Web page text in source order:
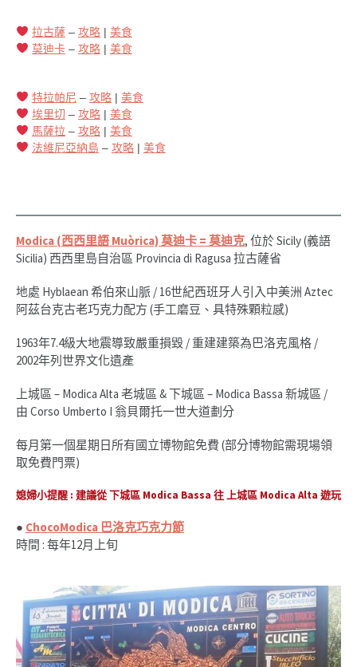
拉古薩– 攻略| 美食
莫迪卡– 攻略| 美食
特拉帕尼 – 攻略| 美食
埃里切 – 攻略| 美食
馬薩拉 – 攻略| 美食
法維尼亞納島– 攻略| 美食
Modica (西西里語 Muòrica)莫迪卡 = 莫迪克, 位於 Sicily (義語
Sicilia) 西西里島自治區 Provincia di Ragusa 拉古薩省
地處 Hyblaean 希伯來山脈 / 16世紀西班牙人引入中美洲 Aztec
阿茲台克古老巧克力配方 (手工磨豆、具特殊顆粒感)
1963年7.4級大地震導致嚴重損毀 / 重建建築為巴洛克風格 /
2002年列世界文化遺產
上城區 – Modica Alta 老城區 & 下城區 – Modica Bassa 新城區 /
由 Corso Umberto I 翁貝爾托一世大道劃分
每月第一個星期日所有國立博物館免費 (部分博物館需現場領
取免費門票)
媳婦小提醒 : 建議從 下城區 Modica Bassa 往上城區 Modica Alta 遊玩
● ChocoModica 巴洛克巧克力節
時間 : 每年12月上旬